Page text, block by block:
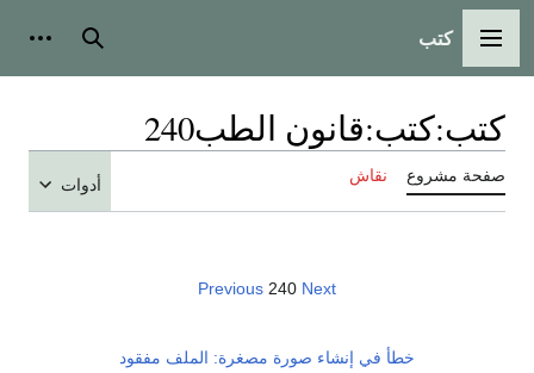
القائمة الرئيسية
كتب بحث
كتب:كتب:قانون الطب240
صفحة مشروع نقاش أدوات
Previous 240 Next
خطأ في إنشاء صورة مصغرة: الملف مفقود